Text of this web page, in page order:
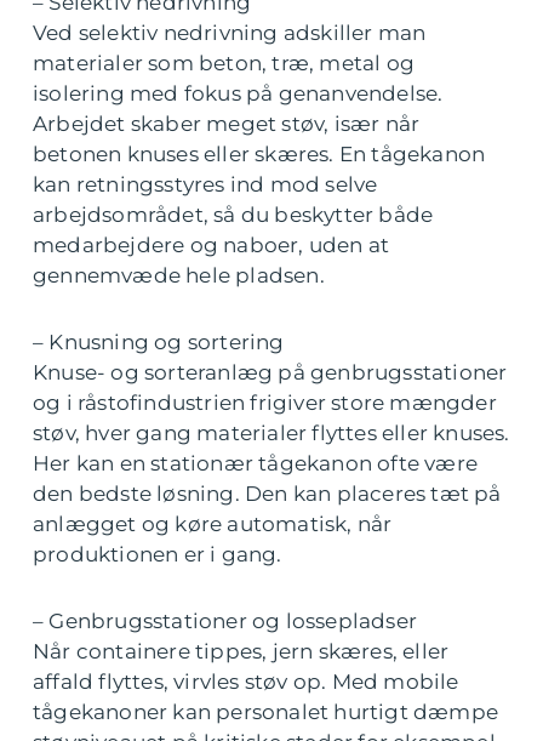
Ved selektiv nedrivning adskiller man
materialer som beton, træ, metal og
isolering med fokus på genanvendelse.
Arbejdet skaber meget støv, især når
betonen knuses eller skæres. En tågekanon
kan retningsstyres ind mod selve
arbejdsområdet, så du beskytter både
medarbejdere og naboer, uden at
gennemvæde hele pladsen.
– Knusning og sortering
Knuse- og sorteranlæg på genbrugsstationer
og i råstofindustrien frigiver store mængder
støv, hver gang materialer flyttes eller knuses.
Her kan en stationær tågekanon ofte være
den bedste løsning. Den kan placeres tæt på
anlægget og køre automatisk, når
produktionen er i gang.
– Genbrugsstationer og lossepladser
Når containere tippes, jern skæres, eller
affald flyttes, virvles støv op. Med mobile
tågekanoner kan personalet hurtigt dæmpe